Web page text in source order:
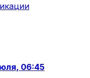
06:45